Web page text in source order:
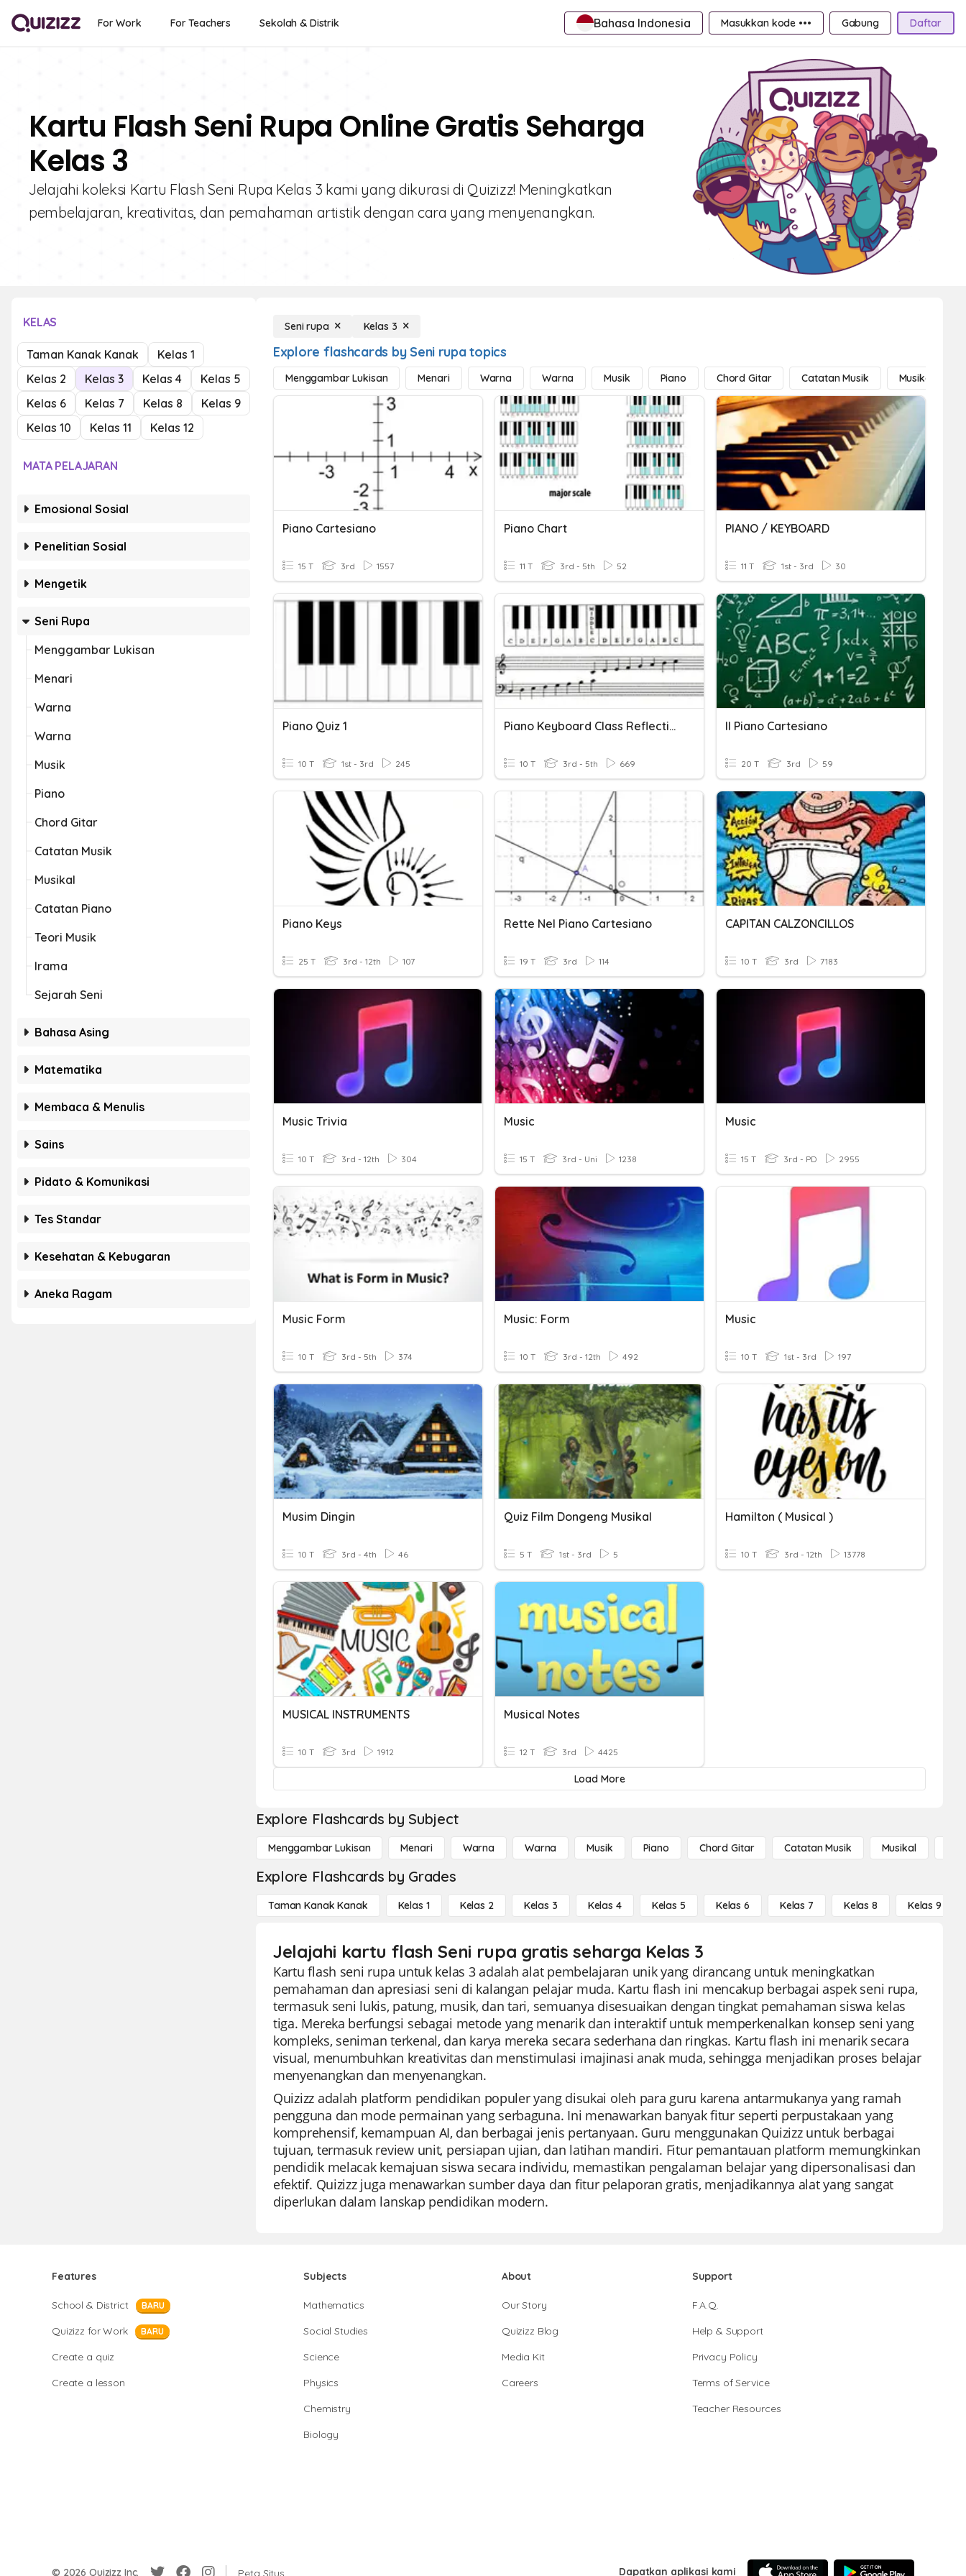
For Work For Teachers Sekolah & Distrik Bahasa Indonesia Masukkan kode ••• Gabung Daftar
Kartu Flash Seni Rupa Online Gratis Seharga
Kelas 3
Jelajahi koleksi Kartu Flash Seni Rupa Kelas 3 kami yang dikurasi di Quizizz! Meningkatkan
pembelajaran, kreativitas, dan pemahaman artistik dengan cara yang menyenangkan.
KELAS
Taman Kanak Kanak
Kelas 1
Kelas 2
Kelas 3 Kelas 4
Kelas 5
Kelas 6
Kelas 7 Kelas 8
Kelas 9
Kelas 10
Kelas 11 Kelas 12
MATA PELAJARAN
Emosional Sosial
Penelitian Sosial
Mengetik
Seni Rupa
Menggambar Lukisan
Menari
Warna
Warna
Musik
Piano
Chord Gitar
Catatan Musik
Musikal
Catatan Piano
Teori Musik
Irama
Sejarah Seni
Bahasa Asing
Matematika
Membaca & Menulis
Sains
Pidato & Komunikasi
Tes Standar
Kesehatan & Kebugaran
Aneka Ragam
Seni rupa Kelas 3
Explore flashcards by Seni rupa topics
Menggambar Lukisan Menari Warna Warna Musik Piano Chord Gitar Catatan Musik Musikal
Piano Cartesiano
15 T 3rd 1557
Piano Chart
11 T 3rd - 5th 52
PIANO / KEYBOARD
11 T 1st - 3rd 30
Piano Quiz 1
10 T 1st - 3rd 245
Piano Keyboard Class Reflection Sheet
10 T 3rd - 5th 669
Il Piano Cartesiano
20 T 3rd 59
Piano Keys
25 T 3rd - 12th 107
Rette Nel Piano Cartesiano
19 T 3rd 114
CAPITAN CALZONCILLOS
10 T 3rd 7183
Music Trivia
10 T 3rd - 12th 304
Music
15 T 3rd - Uni 1238
Music
15 T 3rd - PD 2955
Music Form
10 T 3rd - 5th 374
Music: Form
10 T 3rd - 12th 492
Music
10 T 1st - 3rd 197
Musim Dingin
10 T 3rd - 4th 46
Quiz Film Dongeng Musikal
5 T 1st - 3rd 5
Hamilton ( Musical )
10 T 3rd - 12th 13778
MUSICAL INSTRUMENTS
10 T 3rd 1912
Musical Notes
12 T 3rd 4425
Load More
Explore Flashcards by Subject
Menggambar Lukisan Menari Warna Warna Musik Piano Chord Gitar Catatan Musik Musikal
Explore Flashcards by Grades
Taman Kanak Kanak Kelas 1 Kelas 2 Kelas 3 Kelas 4 Kelas 5 Kelas 6 Kelas 7 Kelas 8 Kelas 9
Jelajahi kartu flash Seni rupa gratis seharga Kelas 3
Kartu flash seni rupa untuk kelas 3 adalah alat pembelajaran unik yang dirancang untuk meningkatkan
pemahaman dan apresiasi seni di kalangan pelajar muda. Kartu flash ini mencakup berbagai aspek seni rupa,
termasuk seni lukis, patung, musik, dan tari, semuanya disesuaikan dengan tingkat pemahaman siswa kelas
tiga. Mereka berfungsi sebagai metode yang menarik dan interaktif untuk memperkenalkan konsep seni yang
kompleks, seniman terkenal, dan karya mereka secara sederhana dan ringkas. Kartu flash ini menarik secara
visual, menumbuhkan kreativitas dan menstimulasi imajinasi anak muda, sehingga menjadikan proses belajar
menyenangkan dan menyenangkan.
Quizizz adalah platform pendidikan populer yang disukai oleh para guru karena antarmukanya yang ramah
pengguna dan mode permainan yang serbaguna. Ini menawarkan banyak fitur seperti perpustakaan yang
komprehensif, kemampuan AI, dan berbagai jenis pertanyaan. Guru menggunakan Quizizz untuk berbagai
tujuan, termasuk review unit, persiapan ujian, dan latihan mandiri. Fitur pemantauan platform memungkinkan
pendidik melacak kemajuan siswa secara individu, memastikan pengalaman belajar yang dipersonalisasi dan
efektif. Quizizz juga menawarkan sumber daya dan fitur pelaporan gratis, menjadikannya alat yang sangat
diperlukan dalam lanskap pendidikan modern.
Features
School & District BARU
Quizizz for Work BARU
Create a quiz
Create a lesson
Subjects
Mathematics
Social Studies
Science
Physics
Chemistry
Biology
About
Our Story
Quizizz Blog
Media Kit
Careers
Support
F.A.Q.
Help & Support
Privacy Policy
Terms of Service
Teacher Resources
© 2026 Quizizz Inc. Peta Situs Dapatkan aplikasi kami